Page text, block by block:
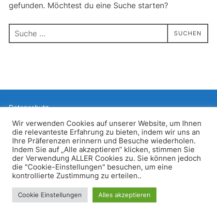
gefunden. Möchtest du eine Suche starten?
Suchen
nach:
SUCHEN
Datenschutz
Inspiro WordPress Theme von WPZOOM
Wir verwenden Cookies auf unserer Website, um Ihnen
die relevanteste Erfahrung zu bieten, indem wir uns an
Ihre Präferenzen erinnern und Besuche wiederholen.
Indem Sie auf „Alle akzeptieren“ klicken, stimmen Sie
der Verwendung ALLER Cookies zu. Sie können jedoch
die "Cookie-Einstellungen" besuchen, um eine
kontrollierte Zustimmung zu erteilen..
Cookie Einstellungen Alles akzeptieren